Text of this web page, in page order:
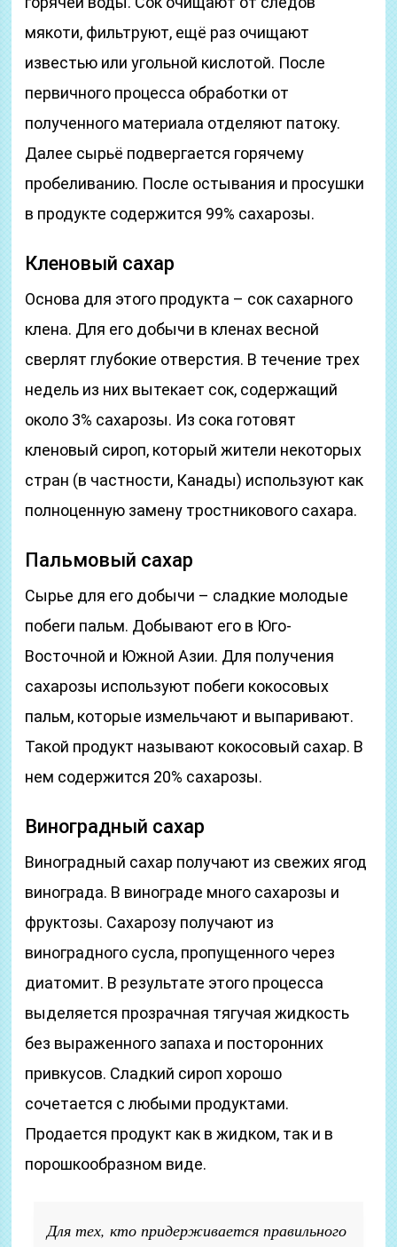
мякоти, фильтруют, ещё раз очищают
известью или угольной кислотой. После
первичного процесса обработки от
полученного материала отделяют патоку.
Далее сырьё подвергается горячему
пробеливанию. После остывания и просушки
в продукте содержится 99% сахарозы.
Кленовый сахар
Основа для этого продукта – сок сахарного
клена. Для его добычи в кленах весной
сверлят глубокие отверстия. В течение трех
недель из них вытекает сок, содержащий
около 3% сахарозы. Из сока готовят
кленовый сироп, который жители некоторых
стран (в частности, Канады) используют как
полноценную замену тростникового сахара.
Пальмовый сахар
Сырье для его добычи – сладкие молодые
побеги пальм. Добывают его в Юго-
Восточной и Южной Азии. Для получения
сахарозы используют побеги кокосовых
пальм, которые измельчают и выпаривают.
Такой продукт называют кокосовый сахар. В
нем содержится 20% сахарозы.
Виноградный сахар
Виноградный сахар получают из свежих ягод
винограда. В винограде много сахарозы и
фруктозы. Сахарозу получают из
виноградного сусла, пропущенного через
диатомит. В результате этого процесса
выделяется прозрачная тягучая жидкость
без выраженного запаха и посторонних
привкусов. Сладкий сироп хорошо
сочетается с любыми продуктами.
Продается продукт как в жидком, так и в
порошкообразном виде.
Для тех, кто придерживается правильного